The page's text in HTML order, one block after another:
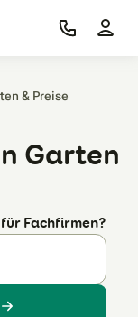
& Preise‎
Garten
Fachfirmen?